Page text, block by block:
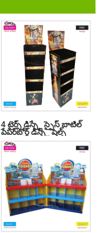
4 టైర్స్ డిస్ప్లే స్పైస్ బాటిల్
పేపర్‌బోర్డ్ డిస్ప్లే షెల్ఫ్